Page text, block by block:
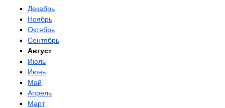
Декабрь
Ноябрь
Октябрь
Сентябрь
Август
Июль
Июнь
Май
Апрель
Март